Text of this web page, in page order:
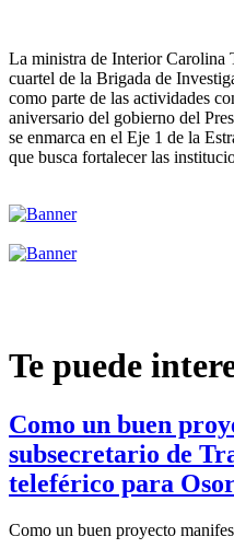
La ministra de Interior Carolina
cuartel de la Brigada de
como parte de las actividades
aniversario del gobierno del
se enmarca en el Eje 1 de la
que busca fortalecer las
Te puede
Como un buen
subsecretario de
teleférico para
Como un buen proyecto